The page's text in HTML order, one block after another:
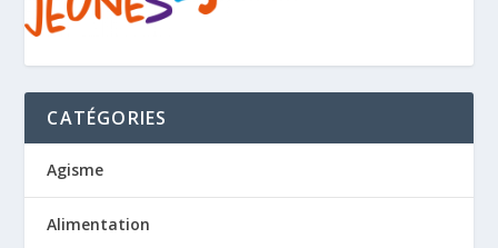
CATÉGORIES
Agisme
Alimentation